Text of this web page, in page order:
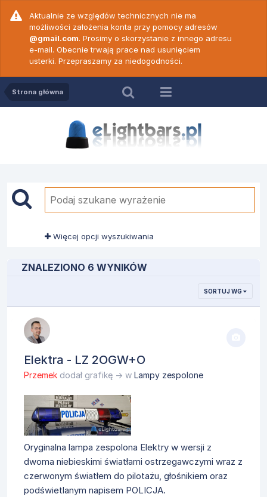
Aktualnie ze względów technicznych nie ma
możliwości założenia konta przy pomocy adresów
@gmail.com. Prosimy o skorzystanie z innego adresu
e-mail. Obecnie trwają prace nad usunięciem
usterki. Przepraszamy za niedogodności.
Strona główna
Więcej opcji wyszukiwania
ZNALEZIONO 6 WYNIKÓW
SORTUJ WG
Elektra - LZ 2OGW+O
Przemek dodał grafikę → w Lampy zespolone
Oryginalna lampa zespolona Elektry w wersji z
dwoma niebieskimi światłami ostrzegawczymi wraz z
czerwonym światłem do pilotażu, głośnikiem oraz
podświetlanym napisem POLICJA.